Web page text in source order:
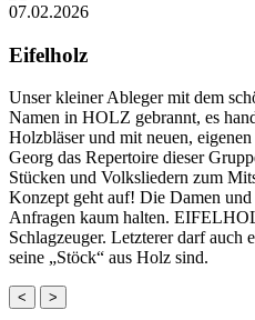
07.02.2026
Eifelholz
Unser kleiner Ableger mit dem
Namen in HOLZ gebrannt, es
Holzbläser und mit neuen,
Georg das Repertoire dieser
Stücken und Volksliedern zum
Konzept geht auf! Die Damen
Anfragen kaum halten.
Schlagzeuger. Letzterer darf auch
seine „Stöck“ aus Holz sind.
< >